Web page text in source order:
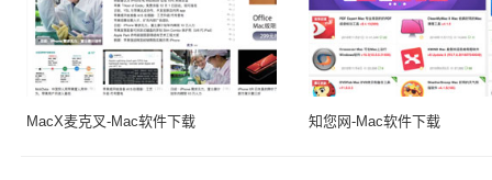
MacX麦克叉-Mac软件下载 知您网-Mac软件下载